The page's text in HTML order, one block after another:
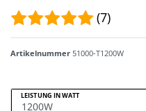
(7)
Artikelnummer 51000-T1200W
LEISTUNG IN WATT